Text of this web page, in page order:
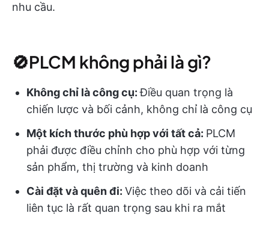
nhu cầu.
🚫PLCM không phải là gì?
Không chỉ là công cụ:Điều quan trọng là
chiến lược và bối cảnh, không chỉ là công cụ
Một kích thước phù hợp với tất cả: PLCM
phải được điều chỉnh cho phù hợp với từng
sản phẩm, thị trường và kinh doanh
Cài đặt và quên đi: Việc theo dõi và cải tiến
liên tục là rất quan trọng sau khi ra mắt